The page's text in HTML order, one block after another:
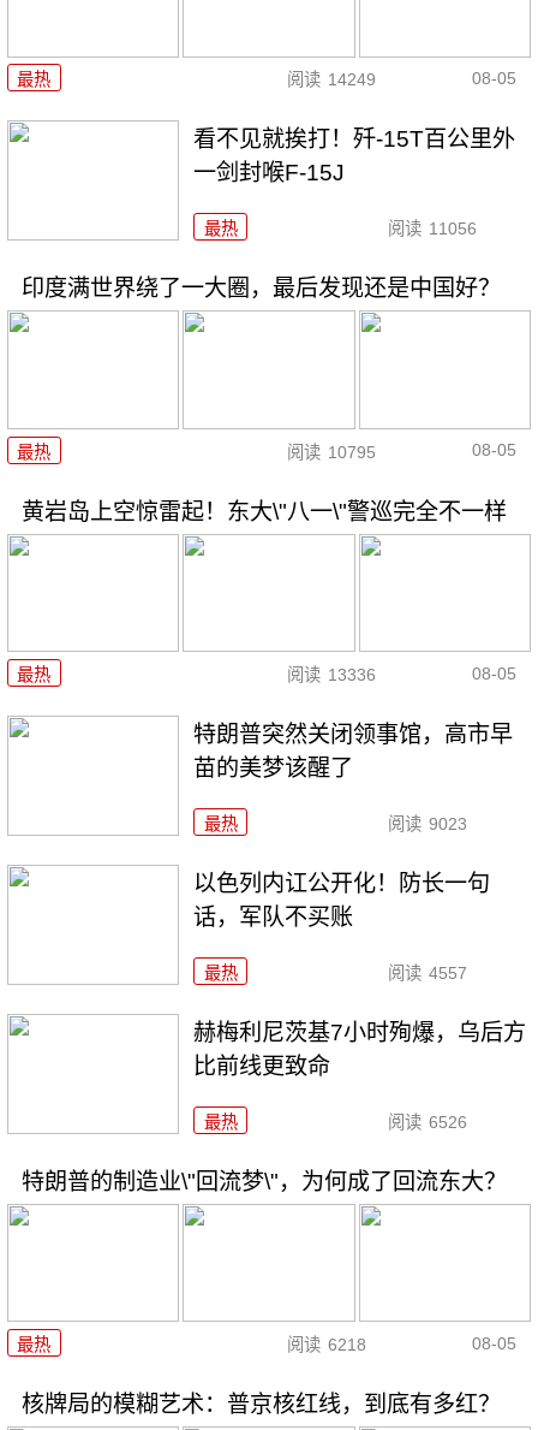
最热 阅读 14249 08-05
看不见就挨打！歼-15T百公里外
一剑封喉F-15J
最热 阅读 11056
印度满世界绕了一大圈，最后发现还是中国好？
最热 阅读 10795 08-05
黄岩岛上空惊雷起！东大\"八一\"警巡完全不一样
最热 阅读 13336 08-05
特朗普突然关闭领事馆，高市早
苗的美梦该醒了
最热 阅读 9023
以色列内讧公开化！防长一句
话，军队不买账
最热 阅读 4557
赫梅利尼茨基7小时殉爆，乌后方
比前线更致命
最热 阅读 6526
特朗普的制造业\"回流梦\"，为何成了回流东大？
最热 阅读 6218 08-05
核牌局的模糊艺术：普京核红线，到底有多红？